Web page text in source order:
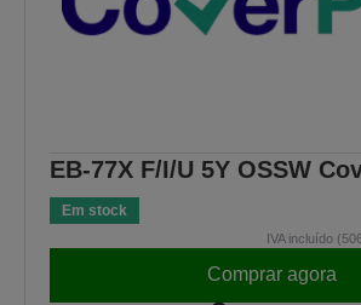
EB-77X F/I/U 5Y OSSW
Em stock
IVA incluído
Comprar agora